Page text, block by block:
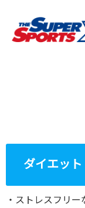
ダイエット
・ストレスフリ